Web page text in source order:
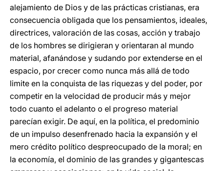
alejamiento de Dios y de las prácticas cristianas, era
consecuencia obligada que los pensamientos, ideales,
directrices, valoración de las cosas, acción y trabajo
de los hombres se dirigieran y orientaran al mundo
material, afanándose y sudando por extenderse en el
espacio, por crecer como nunca más allá de todo
limite en la conquista de las riquezas y del poder, por
competir en la velocidad de producir más y mejor
todo cuanto el adelanto o el progreso material
parecían exigir. De aquí, en la política, el predominio
de un impulso desenfrenado hacia la expansión y el
mero crédito político despreocupado de la moral; en
la economía, el dominio de las grandes y gigantescas